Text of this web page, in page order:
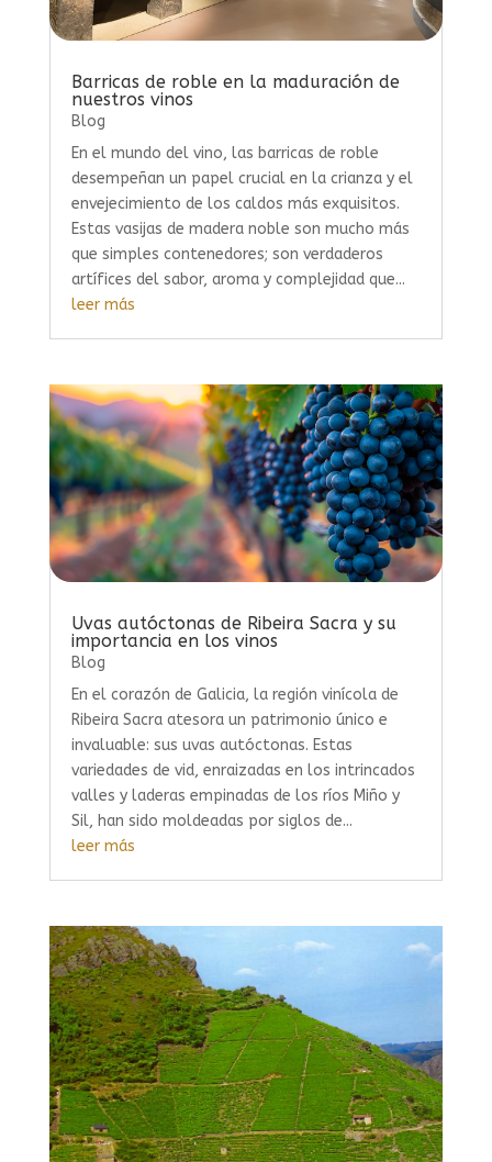
Barricas de roble en la maduración de
nuestros vinos
Blog
En el mundo del vino, las barricas de roble
desempeñan un papel crucial en la crianza y el
envejecimiento de los caldos más exquisitos.
Estas vasijas de madera noble son mucho más
que simples contenedores; son verdaderos
artífices del sabor, aroma y complejidad que...
leer más
Uvas autóctonas de Ribeira Sacra y su
importancia en los vinos
Blog
En el corazón de Galicia, la región vinícola de
Ribeira Sacra atesora un patrimonio único e
invaluable: sus uvas autóctonas. Estas
variedades de vid, enraizadas en los intrincados
valles y laderas empinadas de los ríos Miño y
Sil, han sido moldeadas por siglos de...
leer más